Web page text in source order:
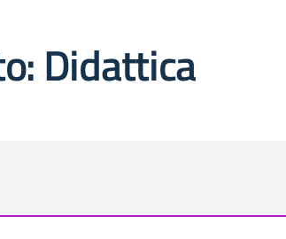
Didattica